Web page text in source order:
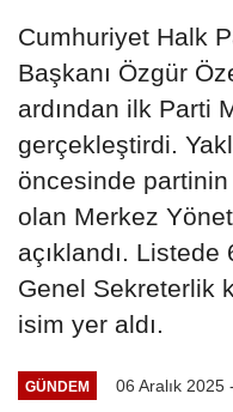
Cumhuriyet Halk
Başkanı Özgür
ardından ilk Parti
gerçekleştirdi.
öncesinde partinin
olan Merkez
açıklandı. Listede
Genel Sekreterlik
isim yer aldı.
GÜNDEM 06 Aralık 2025